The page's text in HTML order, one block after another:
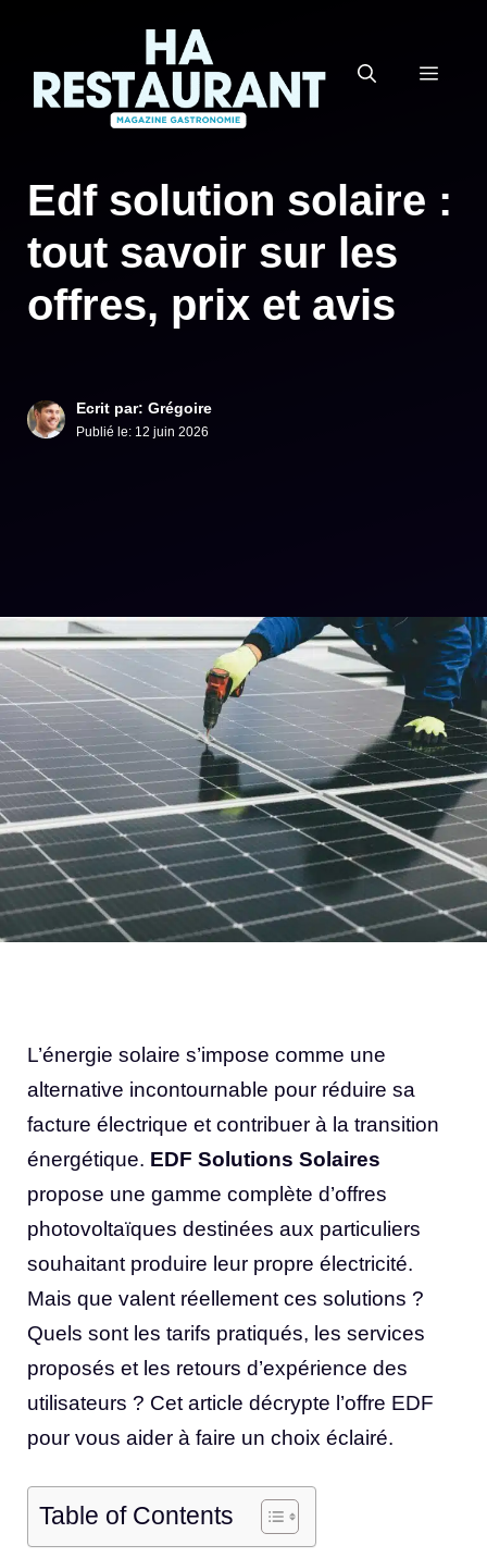
contenu
Edf solution solaire :
tout savoir sur les
offres, prix et avis
Ecrit par: Grégoire
Publié le: 12 juin 2026
L’énergie solaire s’impose comme une
alternative incontournable pour réduire sa
facture électrique et contribuer à la transition
énergétique. EDF Solutions Solaires
propose une gamme complète d’offres
photovoltaïques destinées aux particuliers
souhaitant produire leur propre électricité.
Mais que valent réellement ces solutions ?
Quels sont les tarifs pratiqués, les services
proposés et les retours d’expérience des
utilisateurs ? Cet article décrypte l’offre EDF
pour vous aider à faire un choix éclairé.
Table of Contents